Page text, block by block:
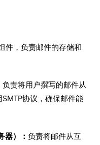
件，负责邮件的存储和
负责将用户撰写的邮件从
协议，确保邮件能
器）：负责将邮件从互